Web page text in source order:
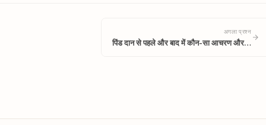
अगला प्रश्न
पिंड दान से पहले और बाद में कौन-सा आचरण और…